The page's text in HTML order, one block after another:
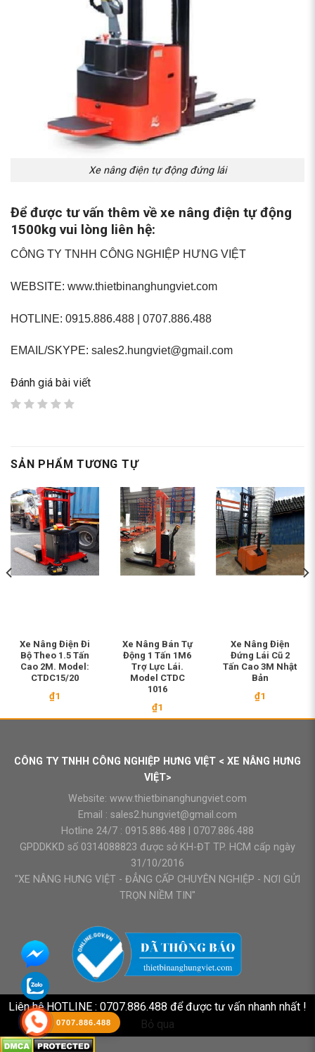
Xe nâng điện tự động đứng lái
Để được tư vấn thêm về xe nâng điện tự động
1500kg vui lòng liên hệ:
CÔNG TY TNHH CÔNG NGHIỆP HƯNG VIỆT
WEBSITE: www.thietbinanghungviet.com
HOTLINE: 0915.886.488 | 0707.886.488
EMAIL/SKYPE: sales2.hungviet@gmail.com
Đánh giá bài viết
SẢN PHẨM TƯƠNG TỰ
Xe Nâng Điện Đi
Bộ Theo 1.5 Tấn
Cao 2M. Model:
CTDC15/20
₫1
Xe Nâng Bán Tự
Động 1 Tấn 1M6
Trợ Lực Lái.
Model CTDC
1016
₫1
Xe Nâng Điện
Đứng Lái Cũ 2
Tấn Cao 3M Nhật
Bản
₫1
CÔNG TY TNHH CÔNG NGHIỆP HƯNG VIỆT < XE NÂNG HƯNG
VIỆT>
Website: www.thietbinanghungviet.com
Email : sales2.hungviet@gmail.com
Hotline 24/7 : 0915.886.488
0707.886.488
GPDDKKD số 0314088823 được sở KH-ĐT TP. HCM cấp ngày
31/10/2016
"XE NÂNG HƯNG VIỆT - ĐẲNG CẤP CHUYÊN NGHIỆP - NƠI GỬI
TRỌN NIỀM TIN"
Liên hệ HOTLINE : 0707.886.488 để được tư vấn nhanh nhất !
Bỏ qua
0707.886.488